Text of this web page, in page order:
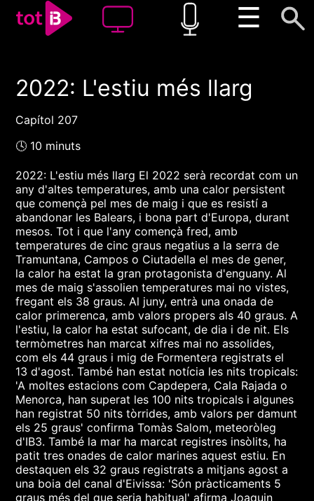
☰
00:00 00:00
2022: L'estiu més llarg
Capítol 207
🕓 10 minuts
2022: L'estiu més llarg El 2022 serà recordat com un
any d'altes temperatures, amb una calor persistent
que començà pel mes de maig i que es resistí a
abandonar les Balears, i bona part d'Europa, durant
mesos. Tot i que l'any començà fred, amb
temperatures de cinc graus negatius a la serra de
Tramuntana, Campos o Ciutadella el mes de gener,
la calor ha estat la gran protagonista d'enguany. Al
mes de maig s'assolien temperatures mai no vistes,
fregant els 38 graus. Al juny, entrà una onada de
calor primerenca, amb valors propers als 40 graus. A
l'estiu, la calor ha estat sufocant, de dia i de nit. Els
termòmetres han marcat xifres mai no assolides,
com els 44 graus i mig de Formentera registrats el
13 d'agost. També han estat notícia les nits tropicals:
'A moltes estacions com Capdepera, Cala Rajada o
Menorca, han superat les 100 nits tropicals i algunes
han registrat 50 nits tòrrides, amb valors per damunt
els 25 graus' confirma Tomàs Salom, meteoròleg
d'IB3. També la mar ha marcat registres insòlits, ha
patit tres onades de calor marines aquest estiu. En
destaquen els 32 graus registrats a mitjans agost a
una boia del canal d'Eivissa: 'Són pràcticaments 5
graus més del que seria habitual' afirma Joaquin